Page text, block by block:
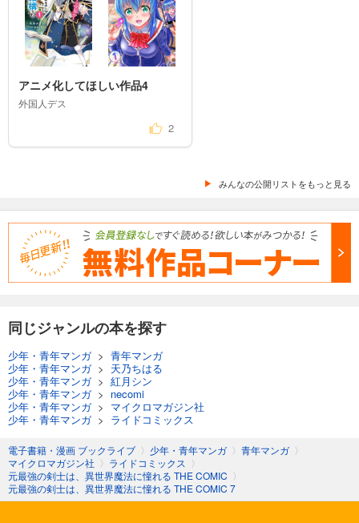
アニメ化してほしい作品4
外国人デス
2
みんなの公開リストをもっと見る
同じジャンルの本を探す
少年・青年マンガ> 青年マンガ
少年・青年マンガ> 天乃ちはる
少年・青年マンガ> 紅月シン
少年・青年マンガ> necomi
少年・青年マンガ> マイクロマガジン社
少年・青年マンガ> ライドコミックス
電子書籍・漫画 ブックライブ 〉 少年・青年マンガ 〉 青年マンガ 〉
マイクロマガジン社 〉 ライドコミックス 〉
元最強の剣士は、異世界魔法に憧れる THE COMIC 〉
元最強の剣士は、異世界魔法に憧れる THE COMIC 7